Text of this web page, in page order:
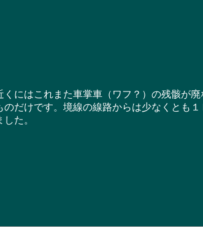
にはこれまた車掌車（ワフ？）の残骸が
のだけです。境線の線路からは少なくとも
た。